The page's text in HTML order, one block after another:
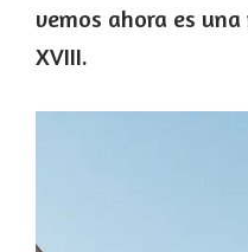
vemos ahora es
XVIII.